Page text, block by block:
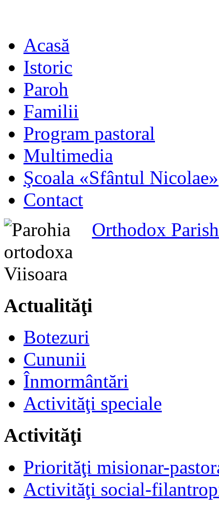
Acasă
Istoric
Paroh
Familii
Program pastoral
Multimedia
Şcoala «Sfântul Nicolae»
Contact
Orthodox
Actualităţi
Botezuri
Cununii
Înmormântări
Activităţi speciale
Activităţi
Priorităţi misionar-
Activităţi social-